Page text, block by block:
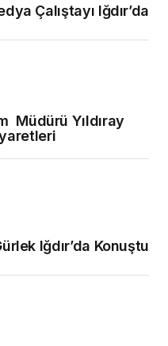
Çalıştayı Iğdır’da
Müdürü Yıldıray
Iğdır’da Konuştu